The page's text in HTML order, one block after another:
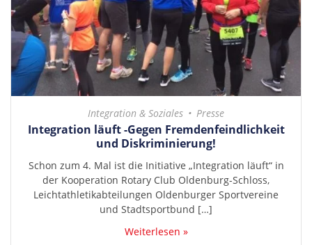
Integration & Soziales Presse
Integration läuft -Gegen Fremdenfeindlichkeit
und Diskriminierung!
Schon zum 4. Mal ist die Initiative „Integration läuft“ in
der Kooperation Rotary Club Oldenburg-Schloss,
Leichtathletikabteilungen Oldenburger Sportvereine
und Stadtsportbund […]
Weiterlesen »